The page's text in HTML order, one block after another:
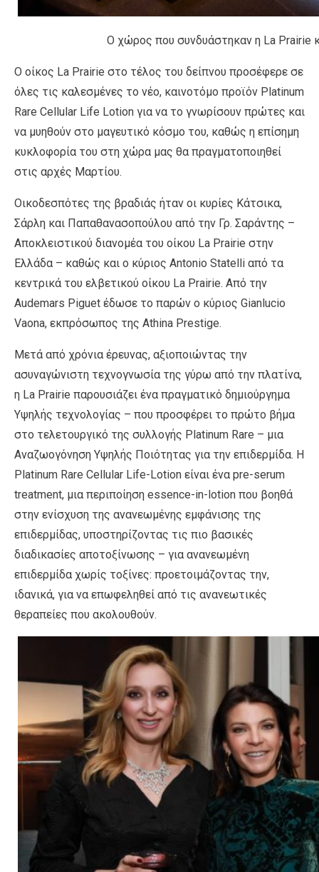
Ο χώρος που συνδυάστηκαν η La Prairie
Ο οίκος La Prairie στο τέλος του δείπνου προσέφερε σε
όλες τις καλεσμένες το νέο, καινοτόμο προϊόν Platinum
Rare Cellular Life Lotion για να το γνωρίσουν πρώτες και
να μυηθούν στο μαγευτικό κόσμο του, καθώς η επίσημη
κυκλοφορία του στη χώρα μας θα πραγματοποιηθεί
στις αρχές Μαρτίου.
Οικοδεσπότες της βραδιάς ήταν οι κυρίες Κάτσικα,
Σάρλη και Παπαθανασοπούλου από την Γρ. Σαράντης –
Αποκλειστικού διανομέα του οίκου La Prairie στην
Ελλάδα – καθώς και ο κύριος Antonio Statelli από τα
κεντρικά του ελβετικού οίκου La Prairie. Από την
Audemars Piguet έδωσε το παρών ο κύριος Gianlucio
Vaona, εκπρόσωπος της Athina Prestige.
Μετά από χρόνια έρευνας, αξιοποιώντας την
ασυναγώνιστη τεχνογνωσία της γύρω από την πλατίνα,
η La Prairie παρουσιάζει ένα πραγματικό δημιούργημα
Υψηλής τεχνολογίας – που προσφέρει το πρώτο βήμα
στο τελετουργικό της συλλογής Platinum Rare – μια
Αναζωογόνηση Υψηλής Ποιότητας για την επιδερμίδα. Η
Platinum Rare Cellular Life-Lotion είναι ένα pre-serum
treatment, μια περιποίηση essence-in-lotion που βοηθά
στην ενίσχυση της ανανεωμένης εμφάνισης της
επιδερμίδας, υποστηρίζοντας τις πιο βασικές
διαδικασίες αποτοξίνωσης – για ανανεωμένη
επιδερμίδα χωρίς τοξίνες: προετοιμάζοντας την,
ιδανικά, για να επωφεληθεί από τις ανανεωτικές
θεραπείες που ακολουθούν.